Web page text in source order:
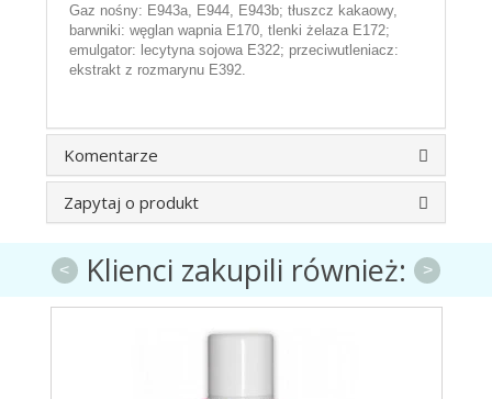
Gaz nośny: E943a, E944, E943b; tłuszcz kakaowy,
barwniki: węglan wapnia E170, tlenki żelaza E172;
emulgator: lecytyna sojowa E322; przeciwutleniacz:
ekstrakt z rozmarynu E392.
Komentarze
Zapytaj o produkt
Klienci zakupili również:
< >